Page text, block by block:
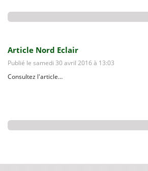
Article Nord Eclair
Publié le samedi 30 avril 2016 à 13:03
Consultez l'article…